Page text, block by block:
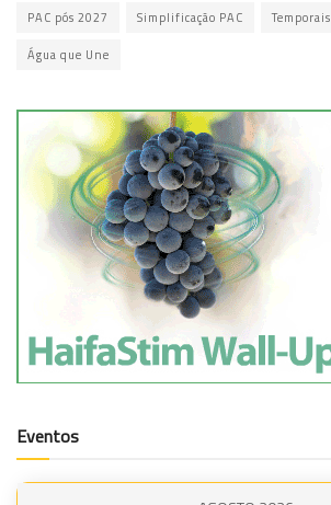
PAC pós 2027 Simplificação PAC Temporais
Água que Une
Eventos